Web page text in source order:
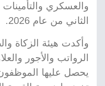
والعسكري
الثاني من عام 2026.
وأكدت هيئة الزكاة
الرواتب والأجور
يحصل عليها